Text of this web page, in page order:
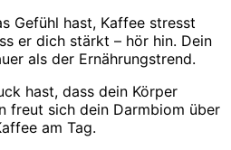
Gefühl hast, Kaffee stresst
er dich stärkt – hör hin. Dein
als der Ernährungstrend.
hast, dass dein Körper
freut sich dein Darmbiom über
am Tag.